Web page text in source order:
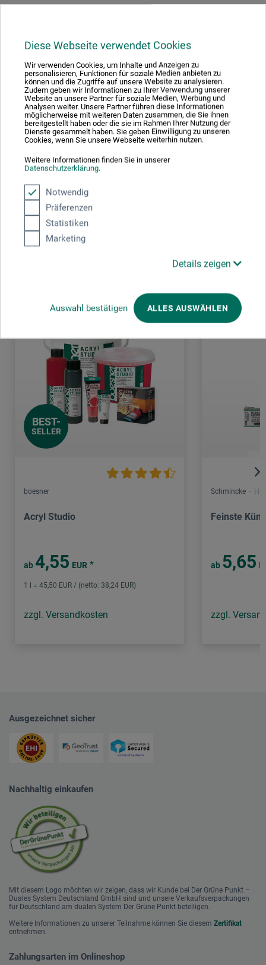
Diese Webseite verwendet Cookies
Wir verwenden Cookies, um Inhalte und Anzeigen zu
personalisieren, Funktionen für soziale Medien anbieten zu
können und die Zugriffe auf unsere Website zu analysieren.
Zudem geben wir Informationen zu Ihrer Verwendung unserer
Website an unsere Partner für soziale Medien, Werbung und
Analysen weiter. Unsere Partner führen diese Informationen
möglicherweise mit weiteren Daten zusammen, die Sie ihnen
bereitgestellt haben oder die sie im Rahmen Ihrer Nutzung der
Dienste gesammelt haben. Sie geben Einwilligung zu unseren
Cookies, wenn Sie unsere Webseite weiterhin nutzen.
Weitere Informationen finden Sie in unserer
Datenschutzerklärung.
Notwendig
Präferenzen
Statistiken
Marketing
Details zeigen
Auswahl bestätigen ALLES AUSWÄHLEN
Hersteller-Kontakt
Hier finden Sie die Kontaktdaten des Herstellers zu
diesem Produkt.
boesner GmbH holding + innovations
Gewerkenstr. 2
58456 Witten
DE
pm@boesner.com
Kunden kauften auch
BEST-
SELLER
boesner
Acryl Studio
ab 4,55 EUR *
1 l = 45,50 EUR / (netto: 38,24 EUR)
zzgl. Versandkosten
Schmincke –
Feinste
ab 5,65
zzgl.
Ausgezeichnet sicher
Nachhaltig einkaufen
Mit diesem Logo möchten wir zeigen, dass wir Kunde bei Der Grüne Punkt –
Duales System Deutschland GmbH sind und unsere Verkaufsverpackungen
für Deutschland am dualen System Der Grüne Punkt beteiligen.
Weitere Informationen zu unserer Teilnahme können Sie diesem Zertifikat
entnehmen.
Zahlungsarten im Onlineshop